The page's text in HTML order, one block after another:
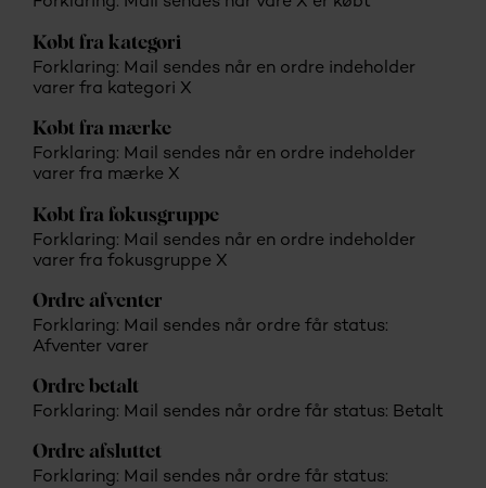
Købt fra kategori
Forklaring: Mail sendes når en ordre indeholder
varer fra kategori X
Købt fra mærke
Forklaring: Mail sendes når en ordre indeholder
varer fra mærke X
Købt fra fokusgruppe
Forklaring: Mail sendes når en ordre indeholder
varer fra fokusgruppe X
Ordre afventer
Forklaring: Mail sendes når ordre får status:
Afventer varer
Ordre betalt
Forklaring: Mail sendes når ordre får status: Betalt
Ordre afsluttet
Forklaring: Mail sendes når ordre får status: